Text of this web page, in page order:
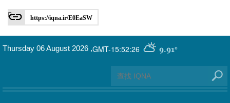
https://iqna.ir/E0EaSW
GMT-15:52:26 9.91°
Thursday 06 August 2026 ,